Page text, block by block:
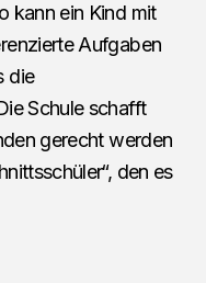
kann ein Kind mit
Aufgaben
die
Schule schafft
gerecht werden
den es